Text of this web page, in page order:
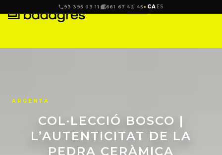
93 395 03 11 661 67 42 45 CA ES
COL·LECCIÓ BOSCO |
L’AUTENTICITAT DE LA
PEDRA CERÀMICA
ARGENTA